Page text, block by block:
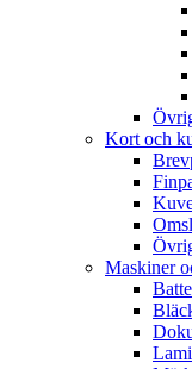
Kort och
Maskiner